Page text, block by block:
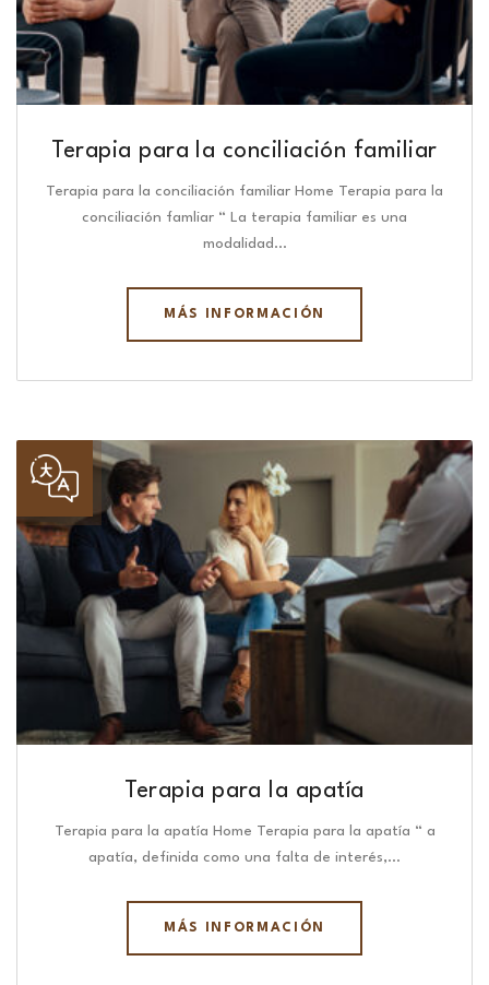
Terapia para la conciliación familiar
Terapia para la conciliación familiar Home Terapia para la
conciliación famliar “ La terapia familiar es una
modalidad…
MÁS INFORMACIÓN
Terapia para la apatía
Terapia para la apatía Home Terapia para la apatía “ a
apatía, definida como una falta de interés,…
MÁS INFORMACIÓN